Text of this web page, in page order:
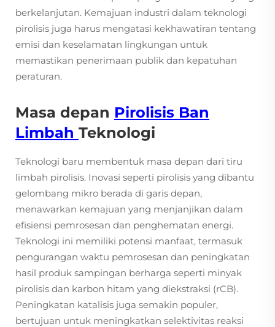
berkelanjutan. Kemajuan industri dalam teknologi
pirolisis juga harus mengatasi kekhawatiran tentang
emisi dan keselamatan lingkungan untuk
memastikan penerimaan publik dan kepatuhan
peraturan.
Masa depan Pirolisis Ban
Limbah Teknologi
Teknologi baru membentuk masa depan dari tiru
limbah pirolisis. Inovasi seperti pirolisis yang dibantu
gelombang mikro berada di garis depan,
menawarkan kemajuan yang menjanjikan dalam
efisiensi pemrosesan dan penghematan energi.
Teknologi ini memiliki potensi manfaat, termasuk
pengurangan waktu pemrosesan dan peningkatan
hasil produk sampingan berharga seperti minyak
pirolisis dan karbon hitam yang diekstraksi (rCB).
Peningkatan katalisis juga semakin populer,
bertujuan untuk meningkatkan selektivitas reaksi